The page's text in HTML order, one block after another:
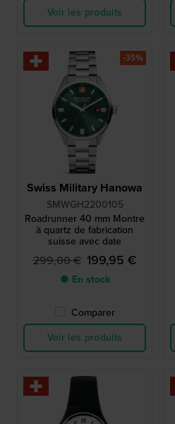
Voir les produits
Swiss Military Hanowa
SMWGH2200105
Roadrunner 40 mm Montre
à quartz de fabrication
suisse avec date
299,00 € 199,95 €
● En stock
Comparer
Voir les produits
-35%